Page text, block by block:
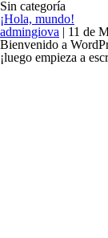
Sin categoría
¡Hola, mundo!
admingiova | 11 de
Bienvenido a
¡luego empieza a